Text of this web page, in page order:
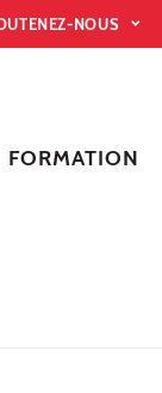
NOUS
FORMATION